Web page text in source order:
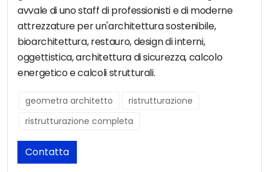
avvale di uno staff di professionisti e di moderne
attrezzature per un'architettura sostenibile,
bioarchitettura, restauro, design di interni,
oggettistica, architettura di sicurezza, calcolo
energetico e calcoli strutturali.
geometra architetto
ristrutturazione
ristrutturazione completa
Contatta